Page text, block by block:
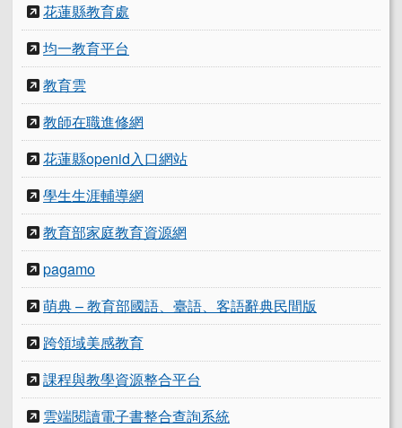
花蓮縣教育處
均一教育平台
教育雲
教師在職進修網
花蓮縣openid入口網站
學生生涯輔導網
教育部家庭教育資源網
pagamo
萌典 – 教育部國語、臺語、客語辭典民間版
跨領域美感教育
課程與教學資源整合平台
雲端閱讀電子書整合查詢系統